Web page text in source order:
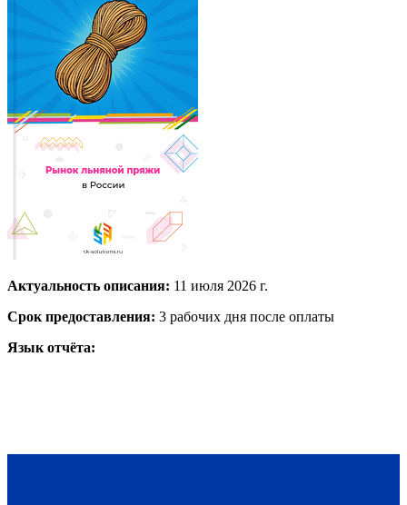
Актуальность описания: 11 июля 2026 г.
Срок предоставления: 3 рабочих дня после оплаты
Язык отчёта: